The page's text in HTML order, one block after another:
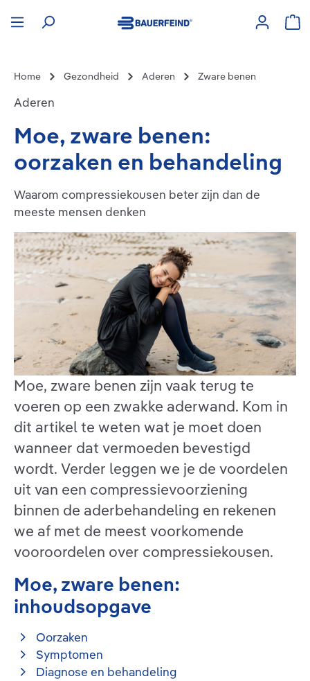
Home Gezondheid Aderen Zware benen
Aderen
Moe, zware benen:
oorzaken en behandeling
Waarom compressiekousen beter zijn dan de
meeste mensen denken
Moe, zware benen zijn vaak terug te
voeren op een zwakke aderwand. Kom in
dit artikel te weten wat je moet doen
wanneer dat vermoeden bevestigd
wordt. Verder leggen we je de voordelen
uit van een compressievoorziening
binnen de aderbehandeling en rekenen
we af met de meest voorkomende
vooroordelen over compressiekousen.
Moe, zware benen:
inhoudsopgave
Oorzaken
Symptomen
Diagnose en behandeling